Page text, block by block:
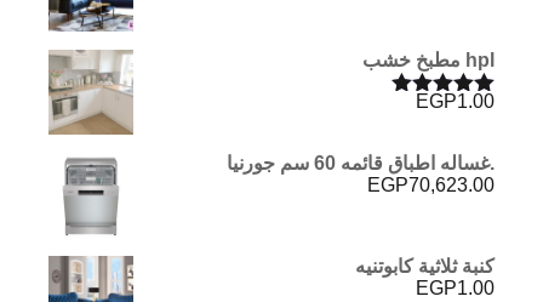
hpl مطبخ خشب
تم التقييم
EGP1.00
.غساله اطباق قائمه 60 سم جورنيا
EGP70,623.00
كنبة ثلاثية كابوتنيه
EGP1.00